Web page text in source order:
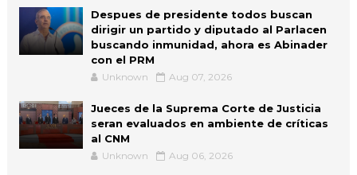
Despues de presidente todos buscan
dirigir un partido y diputado al Parlacen
buscando inmunidad, ahora es Abinader
con el PRM
Unknown Aug 07, 2026
Jueces de la Suprema Corte de Justicia
seran evaluados en ambiente de críticas
al CNM
Unknown Aug 06, 2026